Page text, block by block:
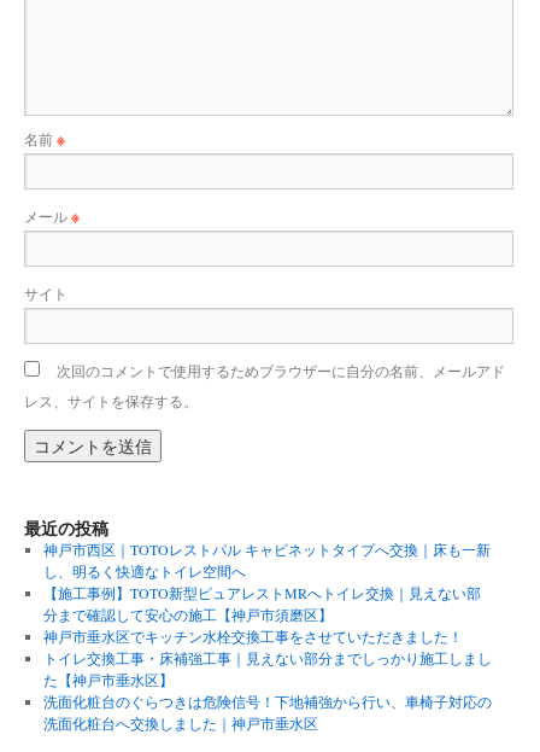
名前※
メール※
サイト
次回のコメントで使用するためブラウザーに自分の名前、メールアド
レス、サイトを保存する。
最近の投稿
神戸市西区｜TOTOレストパル キャビネットタイプへ交換｜床も一新
し、明るく快適なトイレ空間へ
【施工事例】TOTO新型ピュアレストMRへトイレ交換｜見えない部
分まで確認して安心の施工【神戸市須磨区】
神戸市垂水区でキッチン水栓交換工事をさせていただきました！
トイレ交換工事・床補強工事｜見えない部分までしっかり施工しまし
た【神戸市垂水区】
洗面化粧台のぐらつきは危険信号！下地補強から行い、車椅子対応の
洗面化粧台へ交換しました｜神戸市垂水区